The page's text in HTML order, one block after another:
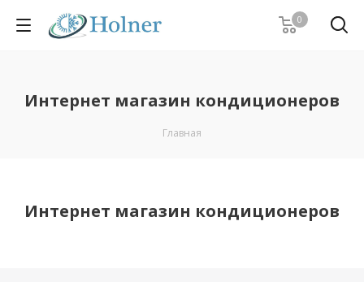
0
Интернет магазин кондиционеров
Главная
Интернет магазин кондиционеров